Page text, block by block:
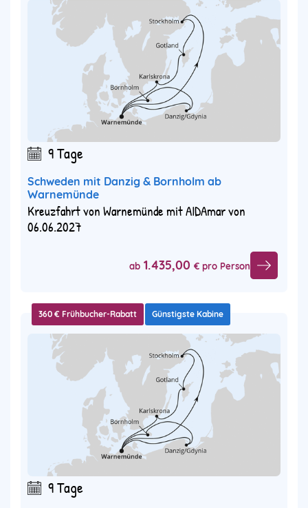
9 Tage
Schweden mit Danzig & Bornholm ab
Warnemünde
Kreuzfahrt von Warnemünde mit AIDAmar von
06.06.2027
ab 1.435,00 € pro Person
360 € Frühbucher-Rabatt Günstigste Kabine
9 Tage